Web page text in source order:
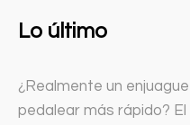
Lo último
¿Realmente un
pedalear más rápido?